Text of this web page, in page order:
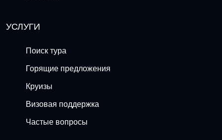
УСЛУГИ
Поиск тура
Горящие предложения
Круизы
Визовая поддержка
Частые вопросы